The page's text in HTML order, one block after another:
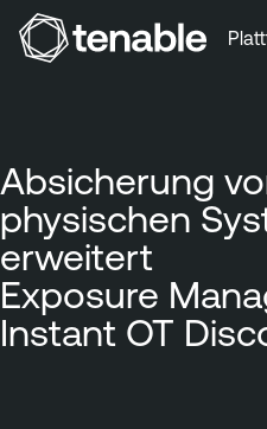
Absicherung
physischen
erweitert
Exposure
Instant OT